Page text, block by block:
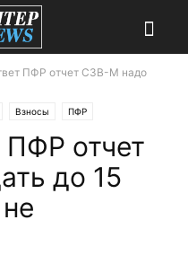
ПФР отчет СЗВ-М надо
Взносы ПФР
отчет
до 15